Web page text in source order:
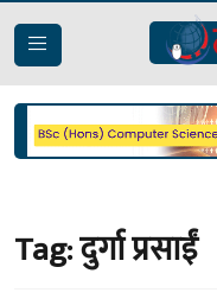
Tag:दुर्गा प्रसाईं